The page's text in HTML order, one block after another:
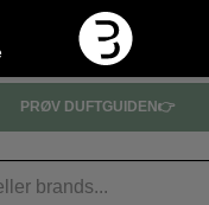
PRØV DUFTGUIDEN👉